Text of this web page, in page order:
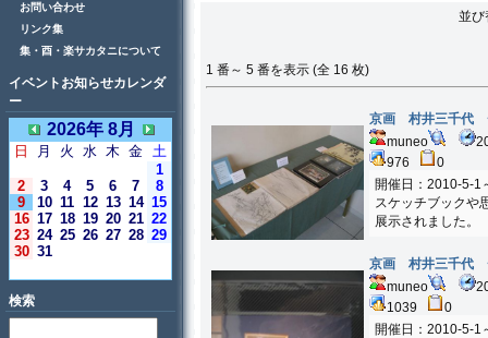
お問い合わせ
リンク集
集・酉・楽サカタニについて
イベントお知らせカレンダ
ー
2026年 8月
日 月 火 水 木 金 土
1
2
3 4 5 6 7
8
9
10 11 12 13 14 15
16 17 18 19 20 21 22
23 24 25 26 27 28 29
30 31
検索
並
1 番～ 5 番を表示 (全 16 枚)
京画 村井三千代
muneo
976
0
開催日：2010-5-1
スケッチブックや
展示されました。
京画 村井三千代
muneo
1039
0
開催日：2010-5-1